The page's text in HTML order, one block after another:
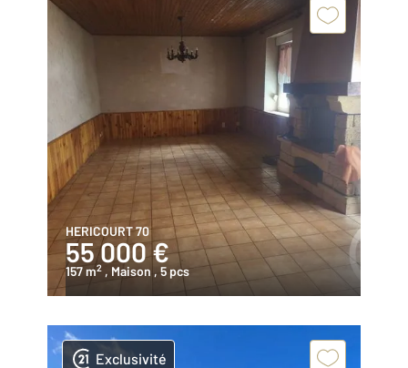
HERICOURT 70
55 000 €
157 m2 , Maison , 5 pcs
Exclusivité